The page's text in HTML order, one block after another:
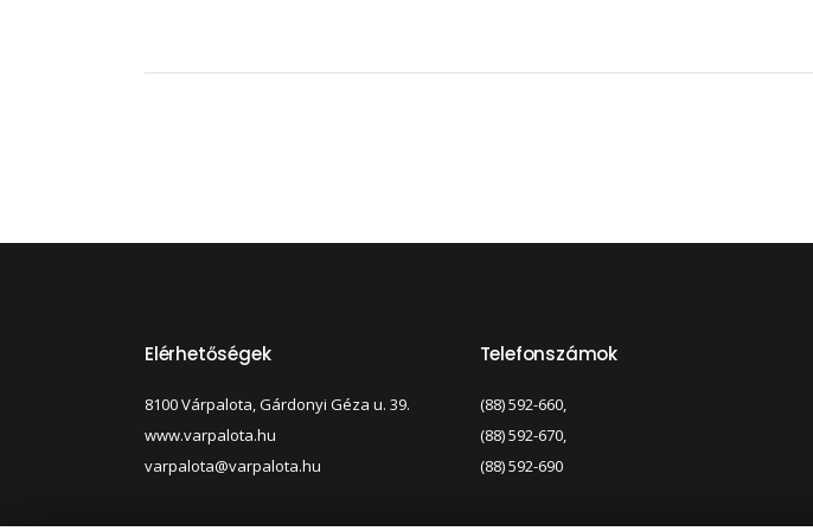
Elérhetőségek
8100 Várpalota, Gárdonyi Géza u. 39.
www.varpalota.hu
varpalota@varpalota.hu
Telefonszámok
(88) 592-660,
(88) 592-670,
(88) 592-690